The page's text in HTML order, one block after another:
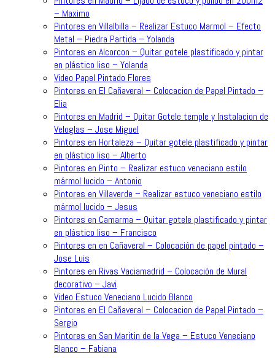
– Maximo
Pintores en Villalbilla – Realizar Estuco Marmol – Efecto
Metal – Piedra Partida – Yolanda
Pintores en Alcorcon – Quitar gotele plastificado y pintar
en plástico liso – Yolanda
Video Papel Pintado Flores
Pintores en El Cañaveral – Colocacion de Papel Pintado –
Elia
Pintores en Madrid – Quitar Gotele temple y Instalacion de
Veloglas – Jose Miguel
Pintores en Hortaleza – Quitar gotele plastificado y pintar
en plástico liso – Alberto
Pintores en Pinto – Realizar estuco veneciano estilo
mármol lucido – Antonio
Pintores en Villaverde – Realizar estuco veneciano estilo
mármol lucido – Jesus
Pintores en Camarma – Quitar gotele plastificado y pintar
en plástico liso – Francisco
Pintores en en Cañaveral – Colocación de papel pintado –
Jose Luis
Pintores en Rivas Vaciamadrid – Colocación de Mural
decorativo – Javi
Video Estuco Veneciano Lucido Blanco
Pintores en El Cañaveral – Colocacion de Papel Pintado –
Sergio
Pintores en San Maritin de la Vega – Estuco Veneciano
Blanco – Fabiana